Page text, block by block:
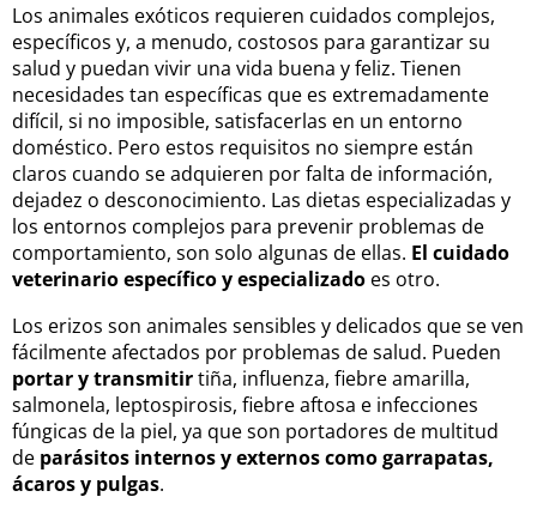
Los animales exóticos requieren cuidados complejos,
específicos y, a menudo, costosos para garantizar su
salud y puedan vivir una vida buena y feliz. Tienen
necesidades tan específicas que es extremadamente
difícil, si no imposible, satisfacerlas en un entorno
doméstico. Pero estos requisitos no siempre están
claros cuando se adquieren por falta de información,
dejadez o desconocimiento. Las dietas especializadas y
los entornos complejos para prevenir problemas de
comportamiento, son solo algunas de ellas. El cuidado
veterinario específico y especializado es otro.
Los erizos son animales sensibles y delicados que se ven
fácilmente afectados por problemas de salud. Pueden
portar y transmitirtiña, influenza, fiebre amarilla,
salmonela, leptospirosis, fiebre aftosa e infecciones
fúngicas de la piel, ya que son portadores de multitud
de parásitos internos y externos como garrapatas,
ácaros y pulgas.